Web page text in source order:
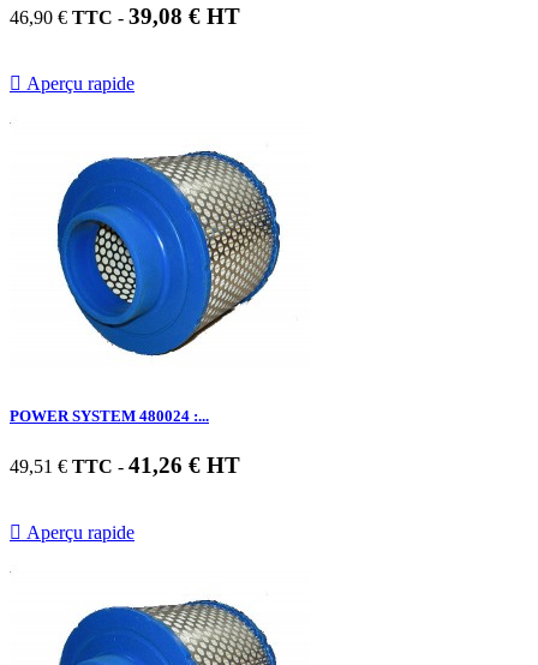
46,90 € TTC - 39,08 € HT
 Aperçu rapide
POWER SYSTEM 480024 :...
49,51 € TTC - 41,26 € HT
 Aperçu rapide